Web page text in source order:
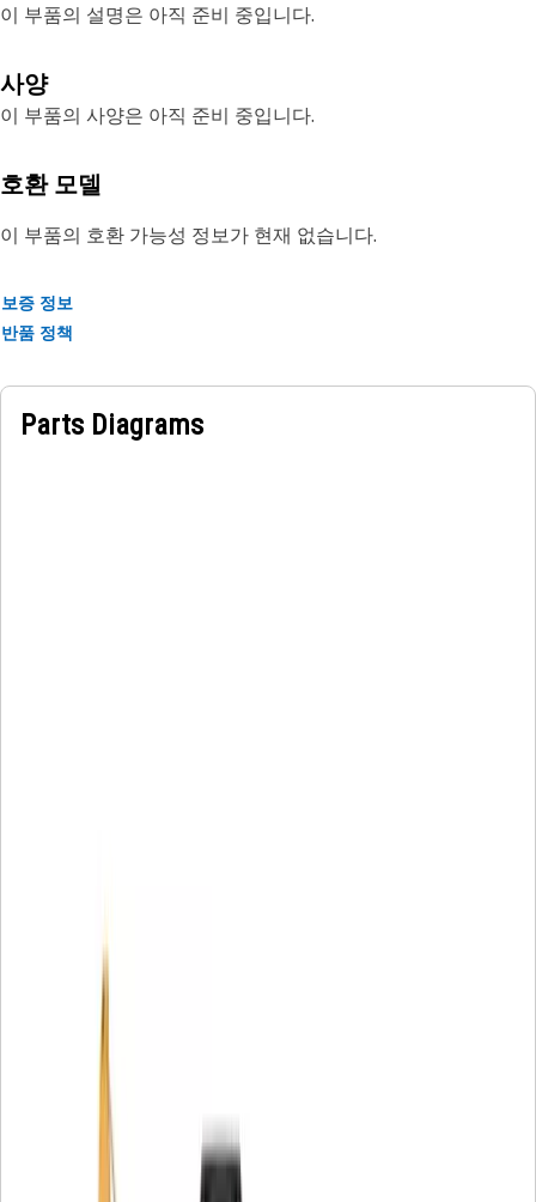
이 부품의 설명은 아직 준비 중입니다.
사양
이 부품의 사양은 아직 준비 중입니다.
호환 모델
이 부품의 호환 가능성 정보가 현재 없습니다.
보증 정보
반품 정책
Parts Diagrams